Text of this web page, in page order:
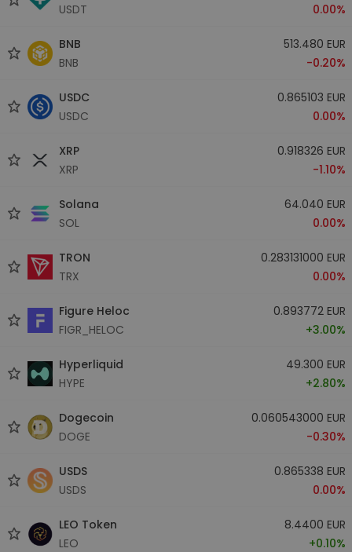
USDT
0.00%
BNB
BNB
513.480 EUR
-0.20%
USDC
USDC
0.865103 EUR
0.00%
XRP
XRP
0.918326 EUR
-1.10%
Solana
SOL
64.040 EUR
0.00%
TRON
TRX
0.283131000 EUR
0.00%
Figure Heloc
FIGR_HELOC
0.893772 EUR
+3.00%
Hyperliquid
HYPE
49.300 EUR
+2.80%
Dogecoin
DOGE
0.060543000 EUR
-0.30%
USDS
USDS
0.865338 EUR
0.00%
LEO Token
LEO
8.4400 EUR
+0.10%